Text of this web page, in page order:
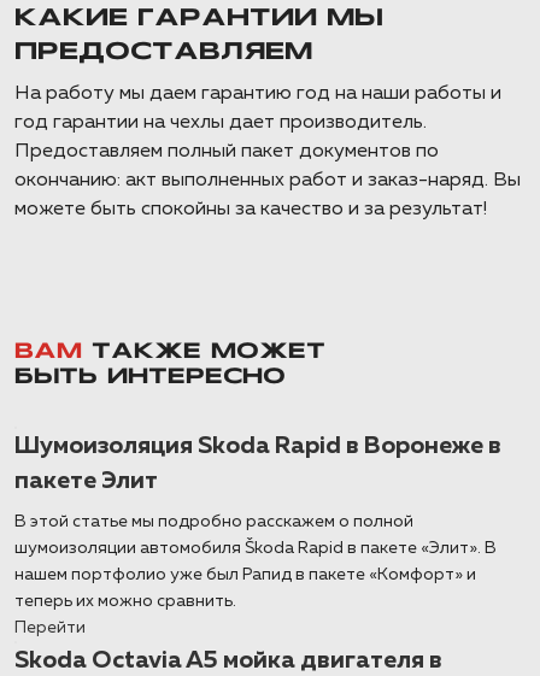
КАКИЕ ГАРАНТИИ МЫ
ПРЕДОСТАВЛЯЕМ
На работу мы даем гарантию год на наши работы и
год гарантии на чехлы дает производитель.
Предоставляем полный пакет документов по
окончанию: акт выполненных работ и заказ-наряд. Вы
можете быть спокойны за качество и за результат!
ВАМ
ТАКЖЕ МОЖЕТ
БЫТЬ ИНТЕРЕСНО
Шумоизоляция Skoda Rapid в Воронеже в
пакете Элит
В этой статье мы подробно расскажем о полной
шумоизоляции автомобиля Škoda Rapid в пакете «Элит». В
нашем портфолио уже был Рапид в пакете «Комфорт» и
теперь их можно сравнить.
Перейти
Skoda Octavia A5 мойка двигателя в